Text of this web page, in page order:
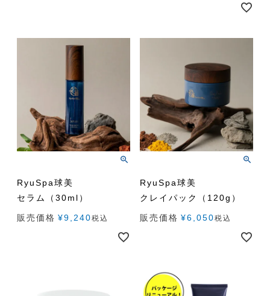
RyuSpa球美
セラム（30ml）
販売価格 ¥9,240税込
RyuSpa球美
クレイパック（120g）
販売価格 ¥6,050税込